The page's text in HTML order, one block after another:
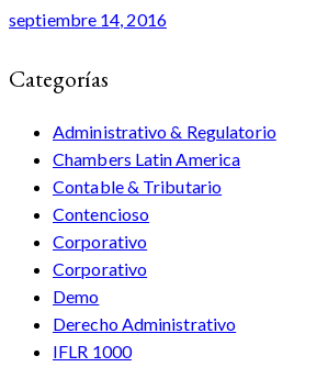
septiembre 14, 2016
Categorías
Administrativo & Regulatorio
Chambers Latin America
Contable & Tributario
Contencioso
Corporativo
Corporativo
Demo
Derecho Administrativo
IFLR 1000